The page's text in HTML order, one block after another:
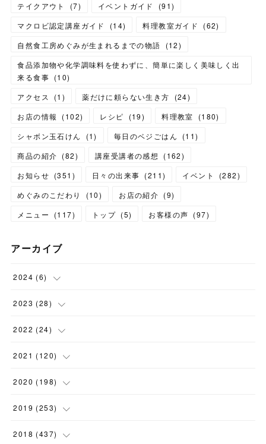
テイクアウト
(7) イベントガイド (91)
マクロビ認定講座ガイド
(14) 料理教室ガイド (62)
自然食工房めぐみが生まれるまでの物語
(12)
食品添加物や化学調味料を使わずに、簡単に楽しく美味しく出
来る食事 (10)
アクセス
(1 ) 薬だけに頼らない生き方 (24)
お店の情報
(102) レシピ (19) 料理教室 (180)
シャボン玉石けん
(1) 毎日のベジごはん (11)
商品の紹介 (82) 講座受講者の感想 (162)
お知らせ (351 ) 日々の出来事 (211) イベント (282)
めぐみのこだわり
(10) お店の紹介 (9)
メニュー
(117) トップ (5) お客様の声 (97)
アーカイブ
2024 (6)
(1)
(1 )
(1)
( 1 )
2023 (28)
(2)
(1)
(1)
(2 )
2022 (24)
(5)
(2)
(2)
( 1 )
2021 (120)
(12)
(3)
(1)
2020 (198)
(12)
(11)
2019 (253)
(14)
2018 (437)